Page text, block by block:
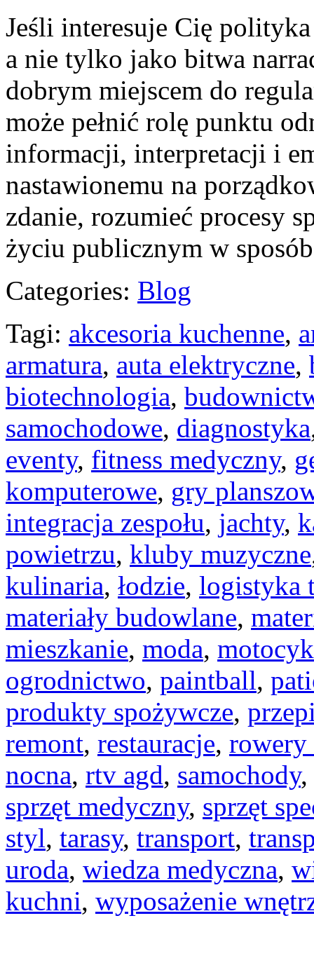
Jeśli interesuje Cię
a nie tylko jako bitwa
dobrym miejscem do
może pełnić rolę punktu
informacji, interpretacji i
nastawionemu na
zdanie, rozumieć procesy
życiu publicznym w
Categories: Blog
Tagi: akcesoria kuchenne,
armatura, auta elektryczne,
biotechnologia,
samochodowe, diagnostyka
eventy, fitness medyczny,
komputerowe, gry
integracja zespołu, jachty,
powietrzu, kluby muzyczne
kulinaria, łodzie, logistyka
materiały budowlane,
mieszkanie, moda,
ogrodnictwo, paintball,
produkty spożywcze,
remont, restauracje, rowery
nocna, rtv agd, samochody,
sprzęt medyczny, sprzęt
styl, tarasy, transport,
uroda, wiedza medyczna,
kuchni, wyposażenie